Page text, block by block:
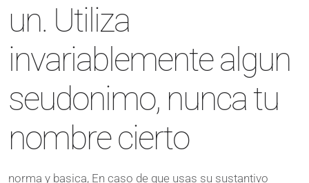
un. Utiliza
invariablemente algun
seudonimo, nunca tu
nombre cierto
norma y basica, En caso de que usas su sustantivo